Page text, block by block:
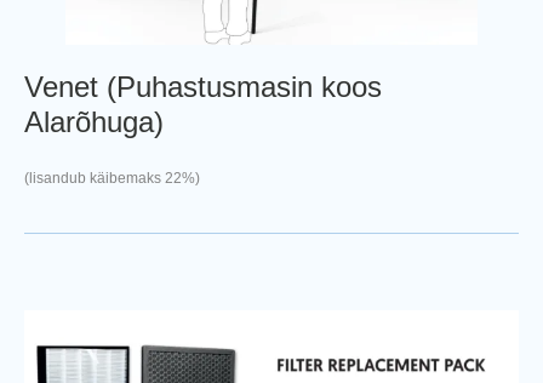
Venet (Puhastusmasin koos
Alarõhuga)
(lisandub käibemaks 22%)